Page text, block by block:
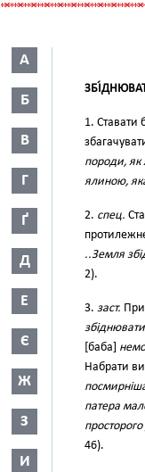
А
Б
В
Г
Ґ
Д
Е
Є
Ж
З
И
1. Ставати
породи, як
ялиною,
2. спец.
..Земля
2).
3. заст.
[баба]
Набрати
патера
46).